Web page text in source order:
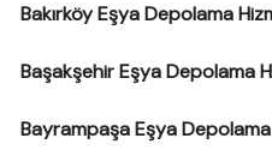
Bakırköy Eşya Depolama
Başakşehir Eşya Depolama
Bayrampaşa Eşya